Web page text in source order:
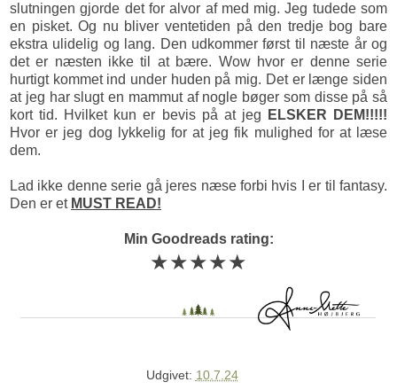
slutningen gjorde det for alvor af med mig. Jeg tudede som
en pisket. Og nu bliver ventetiden på den tredje bog bare
ekstra ulidelig og lang. Den udkommer først til næste år og
det er næsten ikke til at bære. Wow hvor er denne serie
hurtigt kommet ind under huden på mig. Det er længe siden
at jeg har slugt en mammut af nogle bøger som disse på så
kort tid. Hvilket kun er bevis på at jeg
ELSKER DEM!!!!!
Hvor er jeg dog lykkelig for at jeg fik mulighed for at læse
dem.
Lad ikke denne serie gå jeres næse forbi hvis I er til fantasy.
Den er et MUST READ!
Min Goodreads rating:
★★★★★
Udgivet: 10.7.24